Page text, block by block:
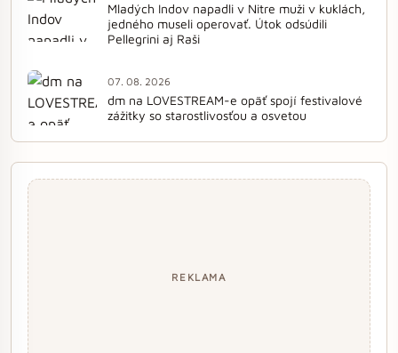
Mladých Indov napadli v Nitre muži v kuklách,
jedného museli operovať. Útok odsúdili
Pellegrini aj Raši
07. 08. 2026
dm na LOVESTREAM-e opäť spojí festivalové
zážitky so starostlivosťou a osvetou
REKLAMA